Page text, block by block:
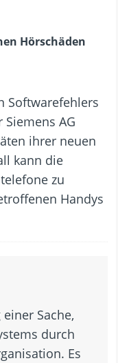
Hörschäden
Softwarefehlers
AG
ihrer neuen
kann die
zu
Handys
Sache,
durch
Es